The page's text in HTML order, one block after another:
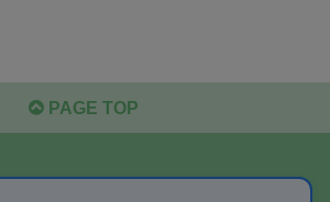
PAGE TOP